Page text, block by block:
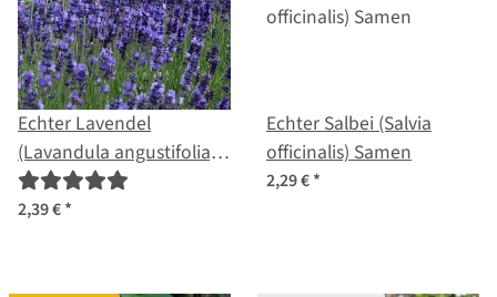
Echter Lavendel
(Lavandula angustifolia)
Samen
2,39 €*
Echter Salbei (Salvia
officinalis) Samen
2,29 €*